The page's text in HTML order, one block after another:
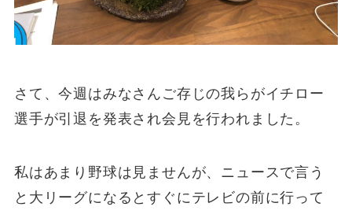
さて、今週はみなさんご存じの我らがイチロー
選手が引退を発表され会見を行われました。
私はあまり野球は見ませんが、ニュースで言う
と大リーグになるとすぐにテレビの前に行って